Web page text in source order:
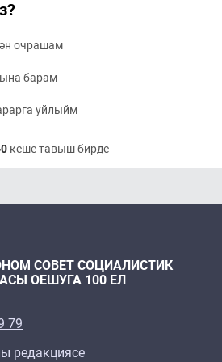
очрашам
барам
уйлыйм
кеше тавыш бирде
СОВЕТ СОЦИАЛИСТИК
ОЕШУГА 100 ЕЛ
79
редакциясе